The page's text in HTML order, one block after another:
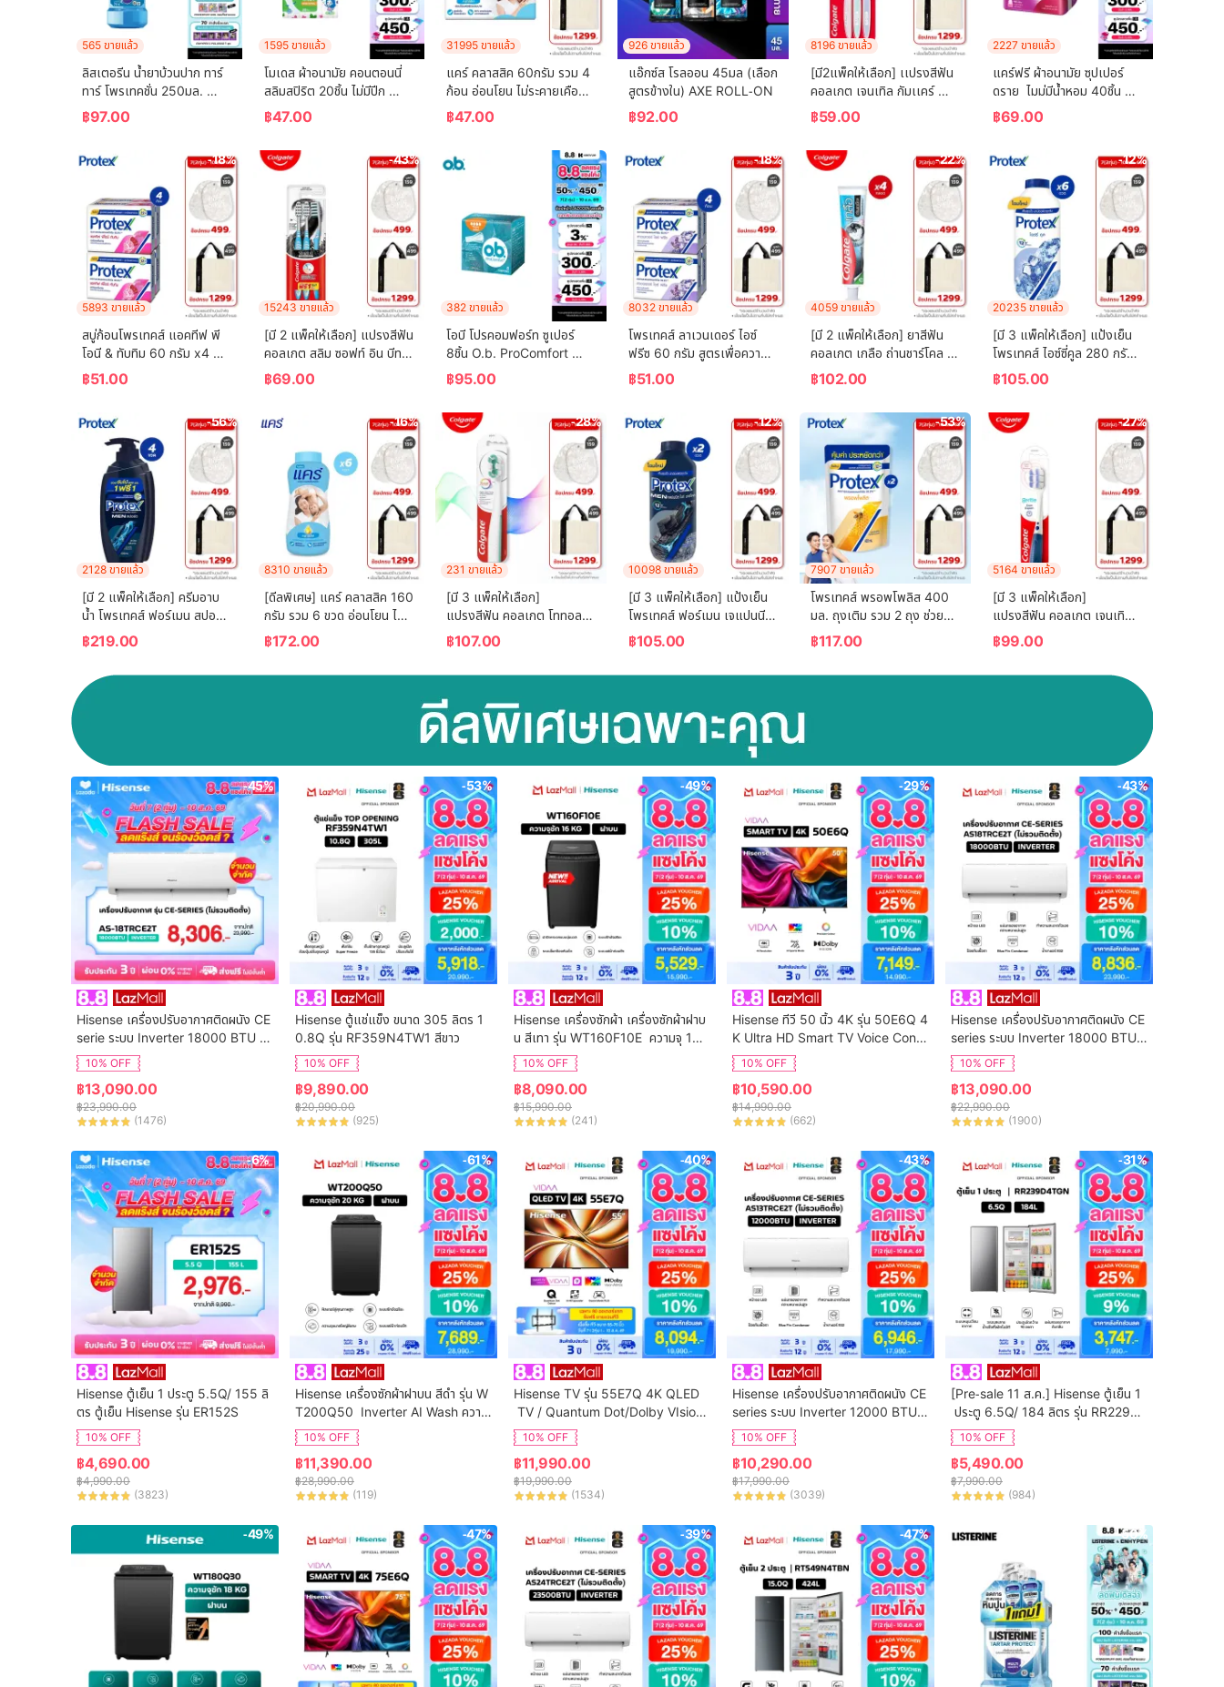
565 ขายแล้ว
ลิสเตอรีน น้ำยาบ้วนปาก ทาร์
ทาร์ โพรเทคชั่น 250มล.
Listerine mouthwash
Tartar Protection 250ml.
฿97.00
1595 ขายแล้ว
โมเดส ผ้าอนามัย คอนตอนนี่
สลิมสปิริต 20ชิ้น ไม่มีปีก
Modess Sanitary Napkin
Cottony Slim Spirit 20
pcs. Non-Wing
฿47.00
31995 ขายแล้ว
แคร์ คลาสสิค 60กรัม รวม 4
ก้อน อ่อนโยน ไม่ระคายเคือง
(สบู่เด็ก) Care Classic Bar
Soap 60g Total 4 Pcs
Gently Cleanses Baby's
Skin (Bar Soap, Baby
Soap, Baby Body Wash)
฿47.00
926 ขายแล้ว
แอ๊กซ์ส โรลออน 45มล (เลือก
สูตรข้างใน) AXE ROLL-ON
฿92.00
8196 ขายแล้ว
[มี2แพ็คให้เลือก] เเปรงสีฟัน
คอลเกต เจนเทิล กัมเเคร์
(คละสี)  Colgate Gentle
Gum Care (mixed color)
฿59.00
2227 ขายแล้ว
แคร์ฟรี ผ้าอนามัย ซุปเปอร์
ดราย  ไมม่มีน้ำหอม 40ชิ้น
Carefree Panty Liner
Super Dry Fragrance-
฿69.00
-18%
5893 ขายแล้ว
สบู่ก้อนโพรเทคส์ แอคทีฟ พี
โอนี & ทับทิม 60 กรัม x4
Protex Bar Soap Active
Peony & Pomegranate
฿51.00
-43%
15243 ขายแล้ว
[มี 2 แพ็คให้เลือก] แปรงสีฟัน
คอลเกต สลิม ซอฟท์ อิน บีทวี
น คลีน ชาร์โคล   (คละสี)
Colgate Slim Soft In
Toothbrush  (mixed
฿69.00
382 ขายแล้ว
โอบี โปรคอมฟอร์ท ซูเปอร์
8ชิ้น O.b. ProComfort
(Blossom) Super 8 ผ้า
อนามัยแบบสอด
฿95.00
-18%
8032 ขายแล้ว
โพรเทคส์ ลาเวนเดอร์ ไอซ์
ฟรีซ 60 กรัม สูตรเพื่อความ
เย็น พร้อมกลิ่นหอมผ่อนคลาย
แพ็ค 4 ก้อน (สบู่ก้อน)
Freeze 60g For Fr
฿51.00
-22%
4059 ขายแล้ว
[มี 2 แพ็คให้เลือก] ยาสีฟัน
คอลเกต เกลือ ถ่านชาร์โคล
150 กรัม Colgate Salt
Charcoal Toothpaste
150g
฿102.00
-12%
20235 ขายแล้ว
[มี 3 แพ็คให้เลือก] แป้งเย็น
โพรเทคส์ ไอซ์ซี่คูล 280 กรัม
Protex Talcum Powder
Icy Cool 280g
฿105.00
-56%
2128 ขายแล้ว
[มี 2 แพ็คให้เลือก] ครีมอาบ
น้ำ โพรเทคส์ ฟอร์เมน สปอร์ต
ขวดปั๊ม 600 ม.ล. Protex
For Men Sport Shower
Cream 600  ml. Pump
฿219.00
-16%
8310 ขายแล้ว
[ดีลพิเศษ] แคร์ คลาสสิค 160
กรัม รวม 6 ขวด อ่อนโยน ไม่
ระคายเคือง (แป้งเด็ก) Care
Classic 160g ฺ Total 6
Pcs (Baby Talcum
฿172.00
-28%
231 ขายแล้ว
[มี 3 แพ็คให้เลือก]
แปรงสีฟัน คอลเกต โททอล
โฟมมิ่ง คลีน Colgate Total
Foaming Clean
Toothbrush
฿107.00
-12%
10098 ขายแล้ว
[มี 3 แพ็คให้เลือก] แป้งเย็น
โพรเทคส์ ฟอร์เมน เจแปนนีส
ไวท์ ชาร์โคล 280 กรัม
Protex Talcum Powder
For Men Japanese White
฿105.00
-53%
7907 ขายแล้ว
โพรเทคส์ พรอพโพลิส 400
มล. ถุงเติม รวม 2 ถุง ช่วยลด
การสะสมของแบคทีเรีย (ครีม
อาบน้ำ, สบู่อาบน้ำ) Protex
Propolis Refill 400ml
฿117.00
-27%
5164 ขายแล้ว
[มี 3 แพ็คให้เลือก]
แปรงสีฟัน คอลเกต เจนเทิล
กัมเอ็กซ์เปิร์ต (คละสี)
Colgate Gentle Gum
Expert Toothbrush
฿99.00
-45%
Hisense เครื่องปรับอากาศติดผนัง CE
serie ระบบ Inverter 18000 BTU รุ่น
AS-18TRCE2T
10% OFF
฿13,090.00
฿23,990.00
(1476)
-53%
Hisense ตู้แช่แข็ง ขนาด 305 ลิตร 1
0.8Q รุ่น RF359N4TW1 สีขาว
10% OFF
฿9,890.00
฿20,990.00
(925)
-49%
Hisense เครื่องซักผ้า เครื่องซักผ้าฝาบ
น สีเทา รุ่น WT160F10E  ความจุ 16
กก. New ไม่มีบริการติดตั้ง
10% OFF
฿8,090.00
฿15,990.00
(241)
-29%
Hisense ทีวี 50 นิ้ว 4K รุ่น 50E6Q 4
K Ultra HD Smart TV Voice Contr
ol WIFI Build in Netflix & Youtube
VIDAA U7.6  /DVB-T2 / USB2.0 /
HDMI /AV / DTS Virtual X / Dolby
Digital
10% OFF
฿10,590.00
฿14,990.00
(662)
-43%
Hisense เครื่องปรับอากาศติดผนัง CE
series ระบบ Inverter 18000 BTU รุ่
น AS-18TRCE2T (ไม่รวมค่าติดตั้ง)
10% OFF
฿13,090.00
฿22,990.00
(1900)
-6%
Hisense ตู้เย็น 1 ประตู 5.5Q/ 155 ลิ
ตร ตู้เย็น Hisense รุ่น ER152S
10% OFF
฿4,690.00
฿4,990.00
(3823)
-61%
Hisense เครื่องซักผ้าฝาบน สีดำ รุ่น W
T200Q50  Inverter AI Wash ความ
จุ 20 กก. New ไม่มีบริการติดตั้ง
10% OFF
฿11,390.00
฿28,990.00
(119)
-40%
Hisense TV รุ่น 55E7Q 4K QLED
TV / Quantum Dot/Dolby VIsion,
HDR10+ HSG/VIDAA U9 / Dollby
Atmos Hand-Free Voice Control
Netflix Youtube /Game Mode VR
R, ALLM / WIFI 5 /Bluetooth 5.0 /
HDMI
10% OFF
฿11,990.00
฿19,990.00
(1534)
-43%
Hisense เครื่องปรับอากาศติดผนัง CE
series ระบบ Inverter 12000 BTU รุ่
น AS-13TRCE2T (ไม่รวมค่าติดตั้ง)
10% OFF
฿10,290.00
฿17,990.00
(3039)
-31%
[Pre-sale 11 ส.ค.] Hisense ตู้เย็น 1
ประตู 6.5Q/ 184 ลิตร รุ่น RR229D4
AD1
10% OFF
฿5,490.00
฿7,990.00
(984)
-49% -47% -39% -47% -50%